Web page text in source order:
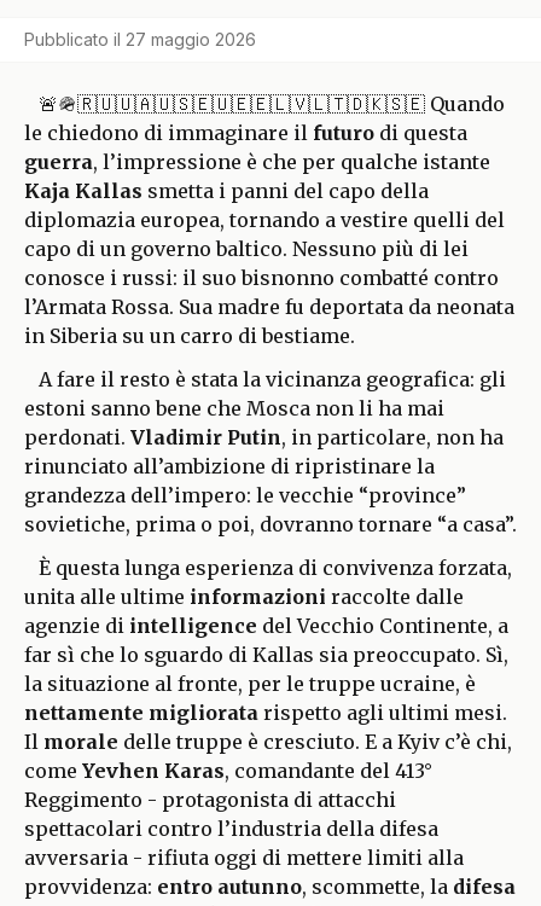
Pubblicato il 27 maggio 2026
🚨🪖🇷🇺🇺🇦🇺🇸🇪🇺🇪🇪🇱🇻🇱🇹🇩🇰🇸🇪 Quando
le chiedono di immaginare il futuro di questa
guerra, l’impressione è che per qualche istante
Kaja Kallas smetta i panni del capo della
diplomazia europea, tornando a vestire quelli del
capo di un governo baltico. Nessuno più di lei
conosce i russi: il suo bisnonno combatté contro
l’Armata Rossa. Sua madre fu deportata da neonata
in Siberia su un carro di bestiame.
A fare il resto è stata la vicinanza geografica: gli
estoni sanno bene che Mosca non li ha mai
perdonati. Vladimir Putin, in particolare, non ha
rinunciato all’ambizione di ripristinare la
grandezza dell’impero: le vecchie “province”
sovietiche, prima o poi, dovranno tornare “a casa”.
È questa lunga esperienza di convivenza forzata,
unita alle ultime informazioni raccolte dalle
agenzie di intelligence del Vecchio Continente, a
far sì che lo sguardo di Kallas sia preoccupato. Sì,
la situazione al fronte, per le truppe ucraine, è
nettamente migliorata rispetto agli ultimi mesi.
Il morale delle truppe è cresciuto. E a Kyiv c’è chi,
come Yevhen Karas, comandante del 413°
Reggimento - protagonista di attacchi
spettacolari contro l’industria della difesa
avversaria - rifiuta oggi di mettere limiti alla
provvidenza: entro autunno, scommette, la difesa